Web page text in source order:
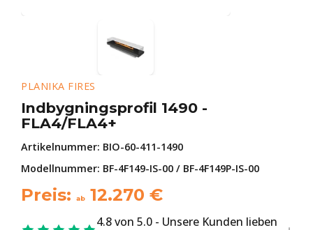
PLANIKA FIRES
Indbygningsprofil 1490 -
FLA4/FLA4+
Artikelnummer: BIO-60-411-1490
Modellnummer: BF-4F149-IS-00 / BF-4F149P-IS-00
Preis: ab 12.270 €
4.8 von 5.0 - Unsere Kunden lieben